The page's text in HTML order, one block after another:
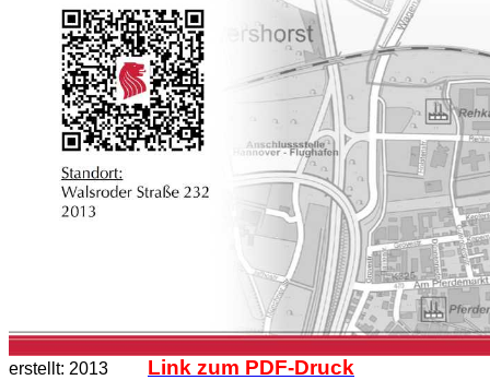
erstellt: 2013 Link zum PDF-Druck